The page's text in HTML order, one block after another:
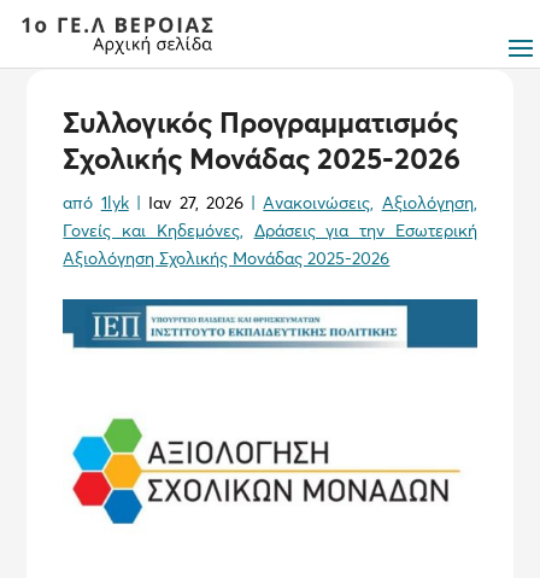
Συλλογικός Προγραμματισμός
Σχολικής Μονάδας 2025-2026
από 1lyk| Ιαν 27, 2026|Ανακοινώσεις, Αξιολόγηση,
Γονείς και Κηδεμόνες, Δράσεις για την Εσωτερική
Αξιολόγηση Σχολικής Μονάδας 2025-2026